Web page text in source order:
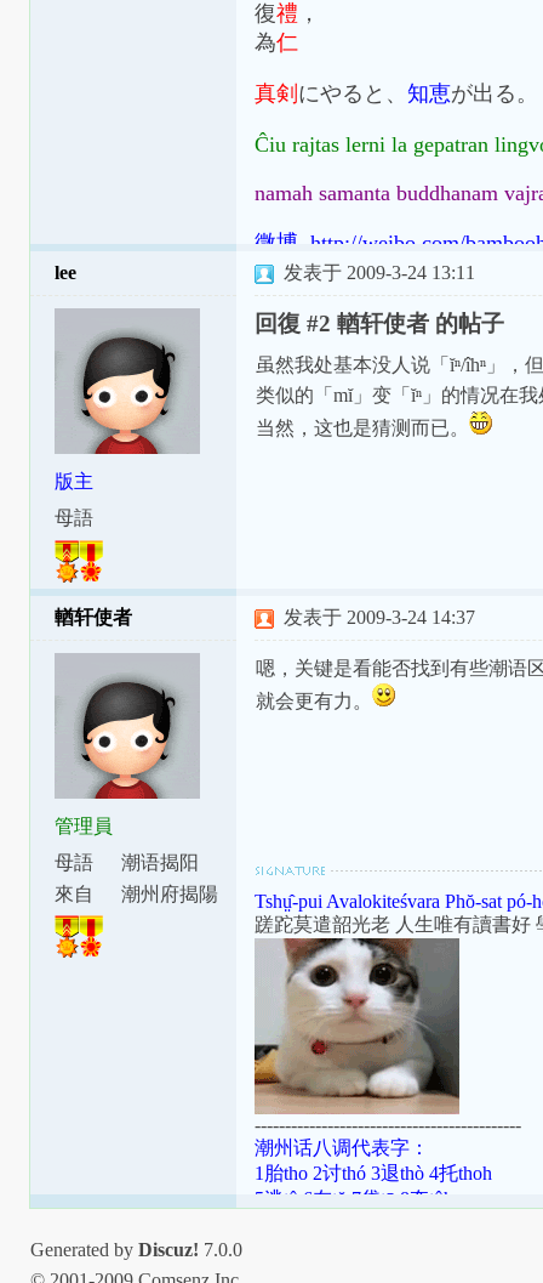
復禮 ，
為仁
真剣 にやると、 知恵が出る。
Ĉiu rajtas lerni la gepatran
namah samanta buddhanam
微博 http://weibo.com/
lee
版主
母語
发表于 2009-3-24 13:11
回復 #2 輶轩使者 的帖子
虽然我处基本没人说「ĭⁿ/îhⁿ」，
类似的「mĭ」变「ĭⁿ」的情况在
当然，这也是猜测而已。
輶轩使者
管理員
母語
潮语揭阳
腔
來自
潮州府揭陽
发表于 2009-3-24 14:37
嗯，关键是看能否找到有些潮语
就会更有力。
Tshṳ̂-pui Avalokiteśvara Phŏ-sat pó-
蹉跎莫遣韶光老 人生唯有讀書好
--------------------------------------------
潮州话八调代表字：
1胎tho 2讨thó 3退thò 4托thoh
5逃tô 6在tŏ 7袋tō 8夺tôh
Generated by Discuz! 7.0.0